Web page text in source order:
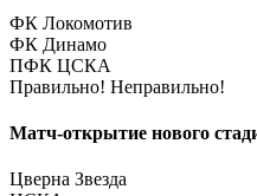
ФК Локомотив
ФК Динамо
ПФК ЦСКА
Правильно! Неправильно!
Матч-открытие нового
Цверна Звезда